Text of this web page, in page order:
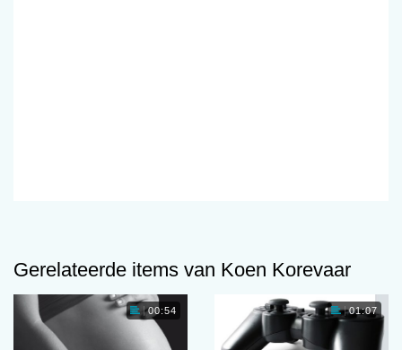
Gerelateerde items van Koen Korevaar
00:54 01:07